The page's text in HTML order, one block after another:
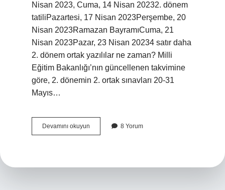
Nisan 2023, Cuma, 14 Nisan 20232. dönem
tatiliPazartesi, 17 Nisan 2023Perşembe, 20
Nisan 2023Ramazan BayramıCuma, 21
Nisan 2023Pazar, 23 Nisan 20234 satır daha
2. dönem ortak yazılılar ne zaman? Milli
Eğitim Bakanlığı’nın güncellenen takvimine
göre, 2. dönemin 2. ortak sınavları 20-31
Mayıs…
Devamını okuyun
2
8 Yorum